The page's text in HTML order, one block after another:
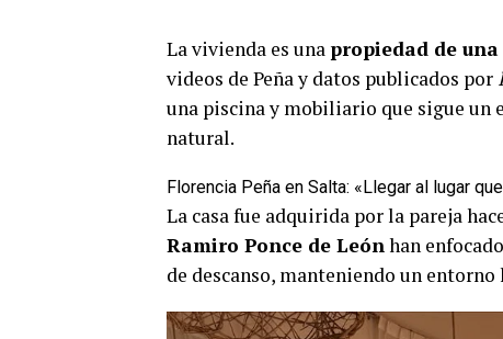
La vivienda es una propiedad de
videos de Peña y datos publicados por
una piscina y mobiliario que sigue
natural.
Florencia Peña en Salta: «Llegar al lugar
La casa fue adquirida por la pareja
Ramiro Ponce de León han
de descanso, manteniendo un